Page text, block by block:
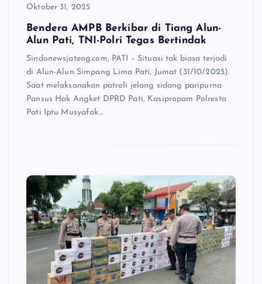
Oktober 31, 2025
Bendera AMPB Berkibar di Tiang Alun-
Alun Pati, TNI-Polri Tegas Bertindak
Sindonewsjateng.com, PATI – Situasi tak biasa terjadi
di Alun-Alun Simpang Lima Pati, Jumat (31/10/2025).
Saat melaksanakan patroli jelang sidang paripurna
Pansus Hak Angket DPRD Pati, Kasipropam Polresta
Pati Iptu Musyafak…